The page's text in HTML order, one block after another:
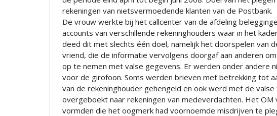
rekeningen van nietsvermoedende klanten van de Postbank.
De vrouw werkte bij het callcenter van de afdeling
accounts van verschillende rekeninghouders waar in het
deed dit met slechts één doel, namelijk het doorspelen van
vriend, die de informatie vervolgens doorgaf aan anderen
op te nemen met valse gegevens. Er werden onder andere
voor de girofoon. Soms werden brieven met betrekking tot
van de rekeninghouder gehengeld en ook werd met de
overgeboekt naar rekeningen van medeverdachten. Het
vormden die het oogmerk had voornoemde misdrijven te